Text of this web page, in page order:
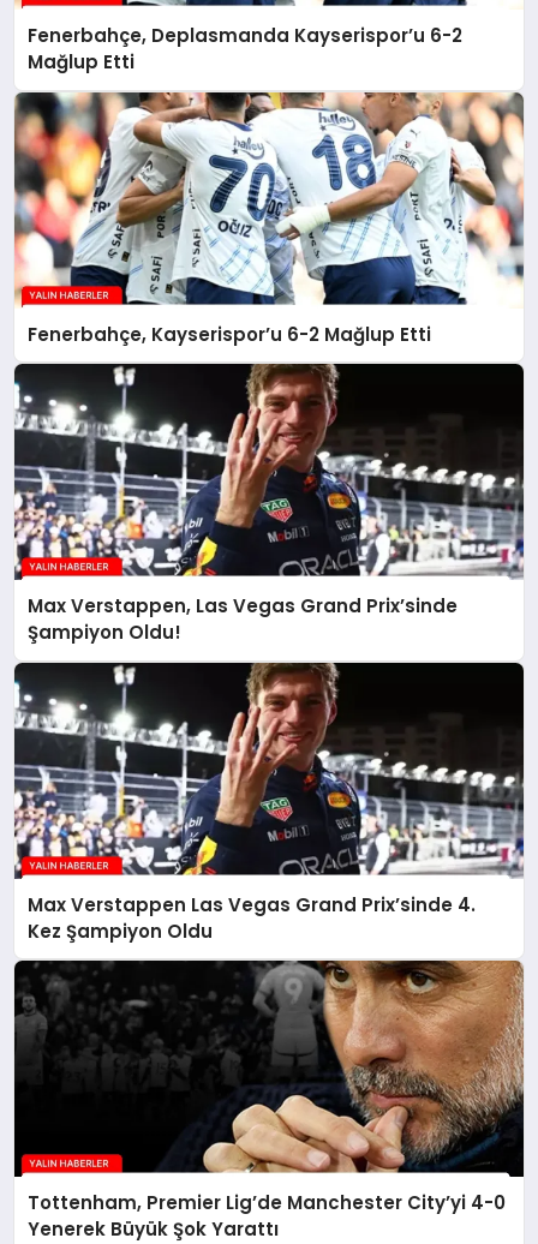
Fenerbahçe, Deplasmanda Kayserispor’u 6-2
Mağlup Etti
Fenerbahçe, Kayserispor’u 6-2 Mağlup Etti
Max Verstappen, Las Vegas Grand Prix’sinde
Şampiyon Oldu!
Max Verstappen Las Vegas Grand Prix’sinde 4.
Kez Şampiyon Oldu
Tottenham, Premier Lig’de Manchester City’yi 4-0
Yenerek Büyük Şok Yarattı